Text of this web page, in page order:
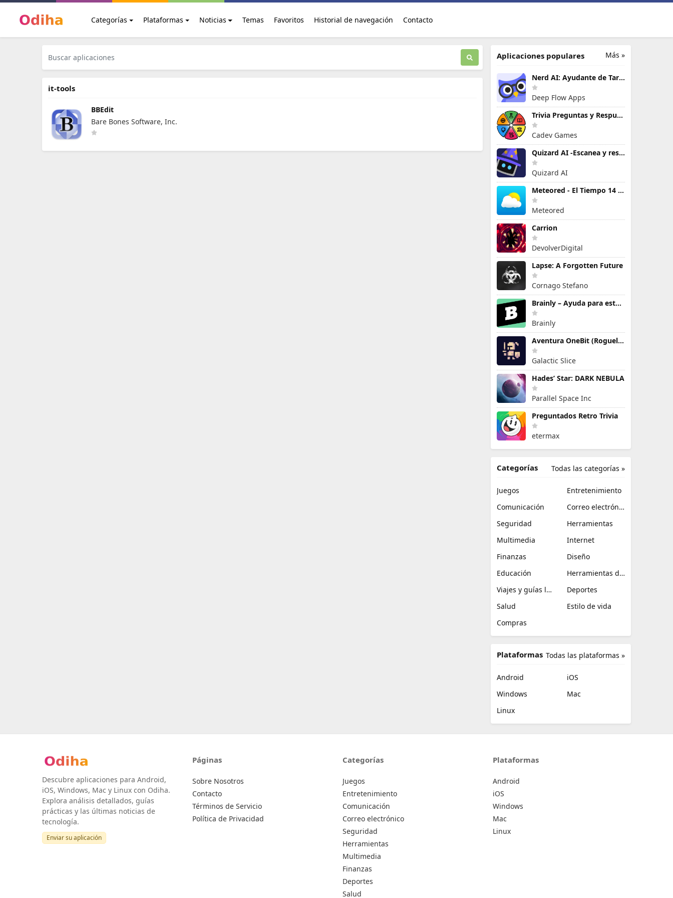
Categorías Plataformas Noticias Temas Favoritos Historial de navegación Contacto
it-tools
BBEdit
Bare Bones Software, Inc.
Más »
Aplicaciones populares
Nerd AI: Ayudante de Tareas IA
Deep Flow Apps
Trivia Preguntas y Respuestas
Cadev Games
Quizard AI -Escanea y resuelve
Quizard AI
Meteored - El Tiempo 14 Días
Meteored
Carrion
DevolverDigital
Lapse: A Forgotten Future
Cornago Stefano
Brainly – Ayuda para estudiar
Brainly
Aventura OneBit (Roguelike)
Galactic Slice
Hades’ Star: DARK NEBULA
Parallel Space Inc
Preguntados Retro Trivia
etermax
Todas las categorías »
Categorías
Juegos
Entretenimiento
Comunicación
Correo electrónico
Seguridad
Herramientas
Multimedia
Internet
Finanzas
Diseño
Educación
Herramientas de TI
Viajes y guías locales
Deportes
Salud
Estilo de vida
Compras
Todas las plataformas »
Plataformas
Android
iOS
Windows
Mac
Linux
Descubre aplicaciones para Android,
iOS, Windows, Mac y Linux con Odiha.
Explora análisis detallados, guías
prácticas y las últimas noticias de
tecnología.
Enviar su aplicación
Páginas
Sobre Nosotros
Contacto
Términos de Servicio
Política de Privacidad
Categorías
Juegos
Entretenimiento
Comunicación
Correo electrónico
Seguridad
Herramientas
Multimedia
Finanzas
Deportes
Salud
Plataformas
Android
iOS
Windows
Mac
Linux